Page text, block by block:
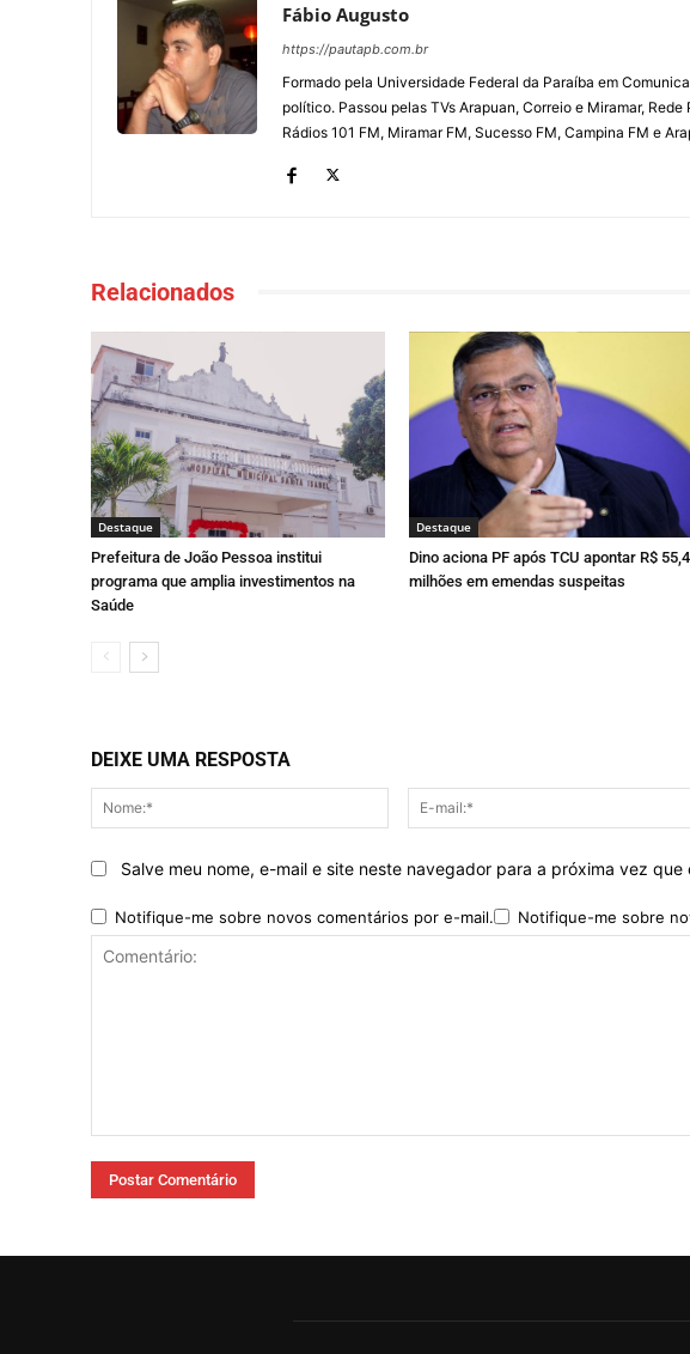
Fábio Augusto
https://pautapb.com.br
Formado pela Universidade Federal da Paraíba em
político. Passou pelas TVs Arapuan, Correio e Miramar,
Rádios 101 FM, Miramar FM, Sucesso FM, Campina FM e
Relacionados
Destaque
Prefeitura de João Pessoa institui
programa que amplia investimentos na
Saúde
Destaque
Dino aciona PF após TCU apontar R$ 55,4
milhões em emendas suspeitas
DEIXE UMA RESPOSTA
Nome:*
Salve meu nome, e-mail e site neste navegador para a próxima vez que
Notifique-me sobre novos comentários por e-mail. Notifique-me sobre